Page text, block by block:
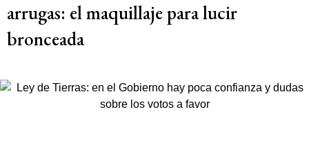
arrugas: el maquillaje para lucir
bronceada